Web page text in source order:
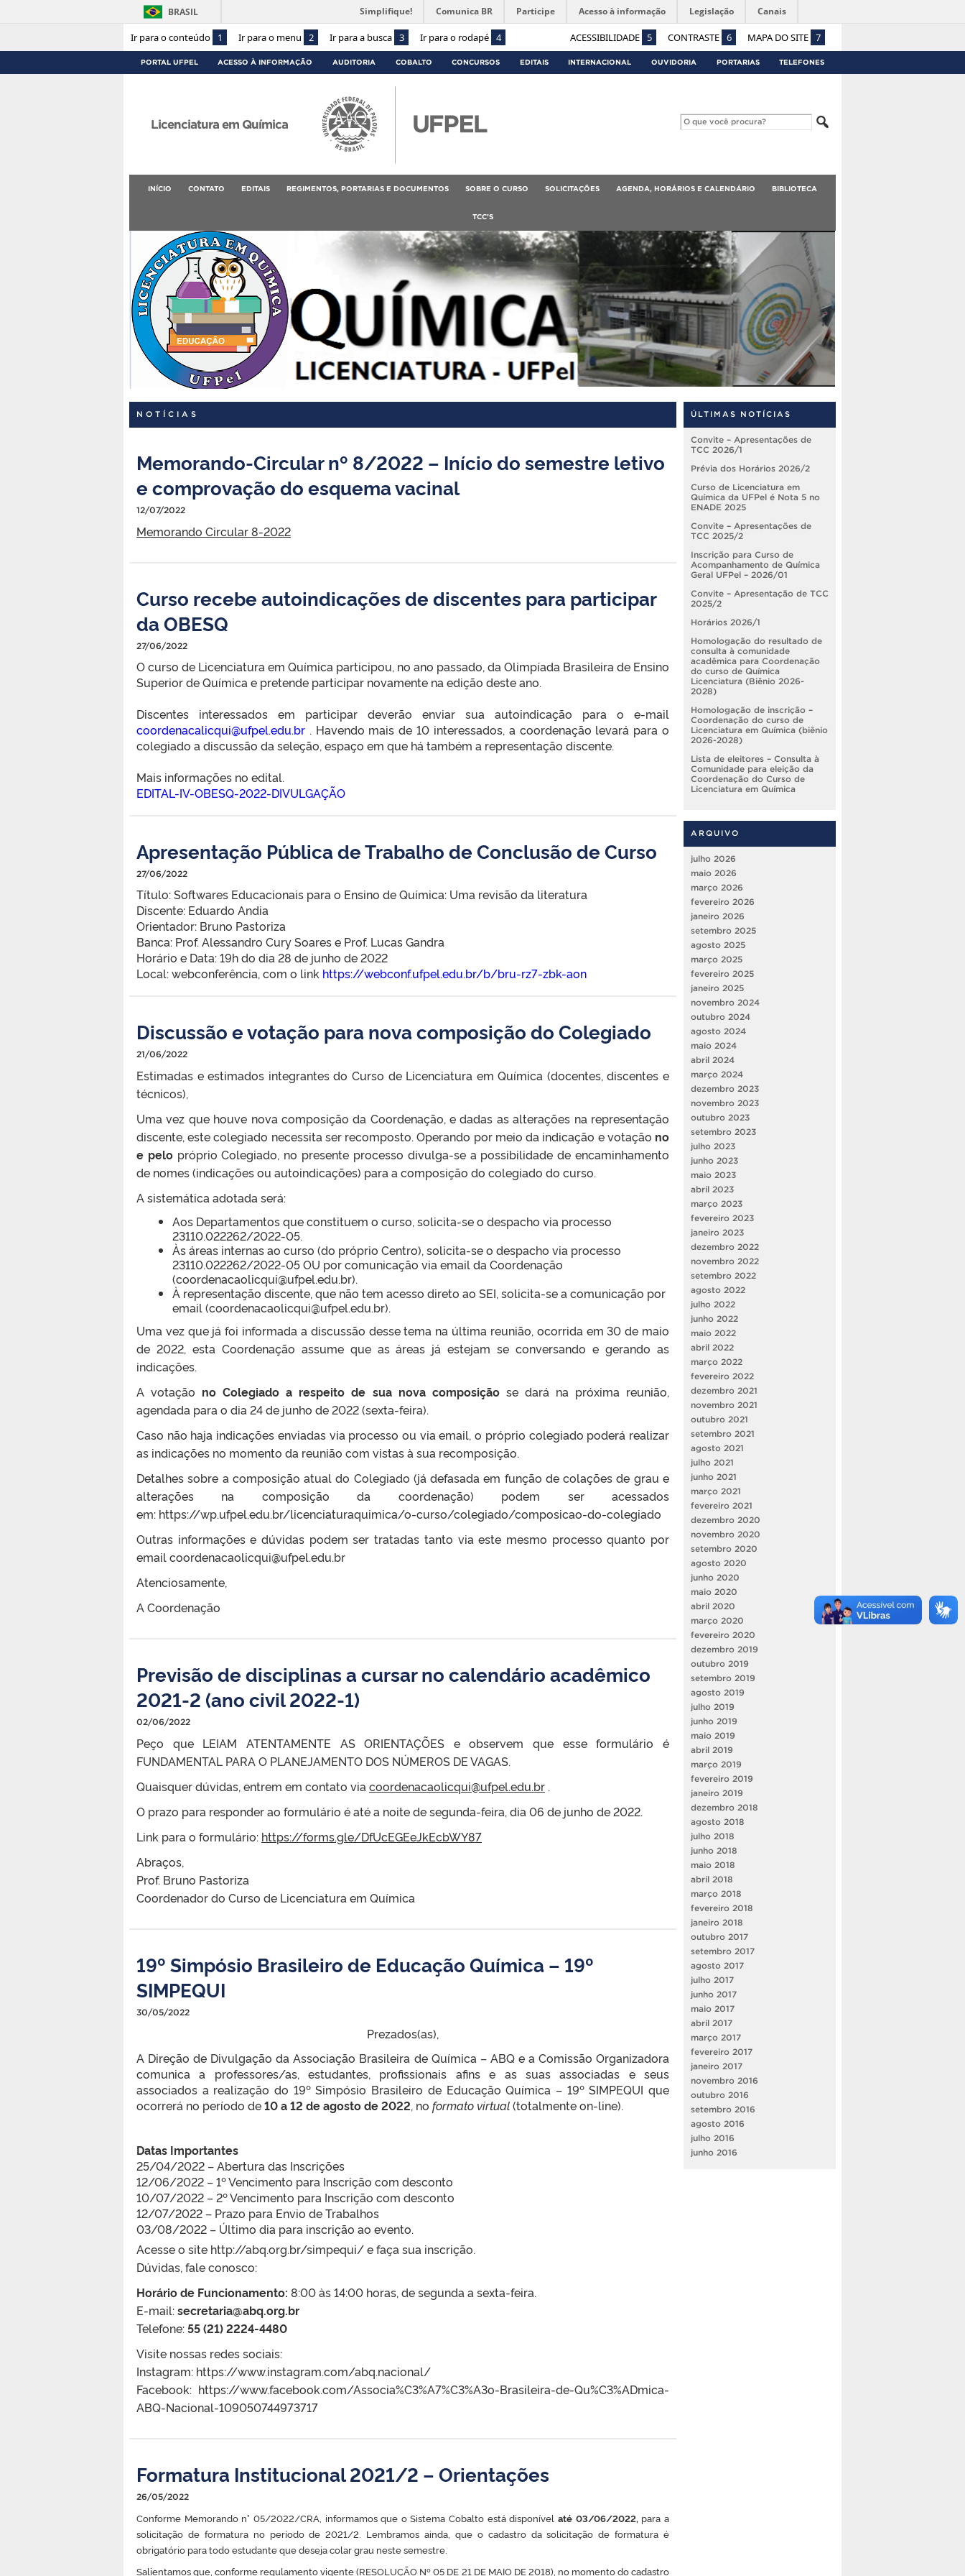
Ir para o conteúdo 1 Ir para o menu 2 Ir para a busca 3 Ir para o rodapé 4 ACESSIBILIDADE 5 CONTRASTE 6 MAPA DO SITE 7
BRASIL Simplifique! Comunica BR Participe Acesso à informação Legislação Canais
PORTAL UFPEL ACESSO À INFORMAÇÃO AUDITORIA COBALTO CONCURSOS EDITAIS INTERNACIONAL OUVIDORIA PORTARIAS TELEFONES
Licenciatura em Química
INÍCIO CONTATO EDITAIS REGIMENTOS, PORTARIAS E DOCUMENTOS SOBRE O CURSO SOLICITAÇÕES AGENDA, HORÁRIOS E CALENDÁRIO BIBLIOTECA
TCC’S
NOTÍCIAS
Memorando-Circular nº 8/2022 – Início do semestre letivo
e comprovação do esquema vacinal
12/07/2022
Memorando Circular 8-2022
Curso recebe autoindicações de discentes para participar
da OBESQ
27/06/2022
O curso de Licenciatura em Química participou, no ano passado, da Olimpíada Brasileira de Ensino
Superior de Química e pretende participar novamente na edição deste ano.
Discentes interessados em participar deverão enviar sua autoindicação para o e-mail
coordenacalicqui@ufpel.edu.br . Havendo mais de 10 interessados, a coordenação levará para o
colegiado a discussão da seleção, espaço em que há também a representação discente.
Mais informações no edital.
EDITAL-IV-OBESQ-2022-DIVULGAÇÃO
Apresentação Pública de Trabalho de Conclusão de Curso
27/06/2022
Título: Softwares Educacionais para o Ensino de Química: Uma revisão da literatura
Discente: Eduardo Andia
Orientador: Bruno Pastoriza
Banca: Prof. Alessandro Cury Soares e Prof. Lucas Gandra
Horário e Data: 19h do dia 28 de junho de 2022
Local: webconferência, com o link https://webconf.ufpel.edu.br/b/bru-rz7-zbk-aon
Discussão e votação para nova composição do Colegiado
21/06/2022
Estimadas e estimados integrantes do Curso de Licenciatura em Química (docentes, discentes e
técnicos),
Uma vez que houve nova composição da Coordenação, e dadas as alterações na representação
discente, este colegiado necessita ser recomposto. Operando por meio da indicação e votação no
e pelopróprio Colegiado, no presente processo divulga-se a possibilidade de encaminhamento
de nomes (indicações ou autoindicações) para a composição do colegiado do curso.
A sistemática adotada será:
Aos Departamentos que constituem o curso, solicita-se o despacho via processo
23110.022262/2022-05.
Às áreas internas ao curso (do próprio Centro), solicita-se o despacho via processo
23110.022262/2022-05 OU por comunicação via email da Coordenação
(coordenacaolicqui@ufpel.edu.br).
À representação discente, que não tem acesso direto ao SEI, solicita-se a comunicação por
email (coordenacaolicqui@ufpel.edu.br).
Uma vez que já foi informada a discussão desse tema na última reunião, ocorrida em 30 de maio
de 2022, esta Coordenação assume que as áreas já estejam se conversando e gerando as
indicações.
A votação no Colegiado a respeito de sua nova composiçãose dará na próxima reunião,
agendada para o dia 24 de junho de 2022 (sexta-feira).
Caso não haja indicações enviadas via processo ou via email, o próprio colegiado poderá realizar
as indicações no momento da reunião com vistas à sua recomposição.
Detalhes sobre a composição atual do Colegiado (já defasada em função de colações de grau e
alterações na composição da coordenação) podem ser acessados
em: https://wp.ufpel.edu.br/licenciaturaquimica/o-curso/colegiado/composicao-do-colegiado
Outras informações e dúvidas podem ser tratadas tanto via este mesmo processo quanto por
email coordenacaolicqui@ufpel.edu.br
Atenciosamente,
A Coordenação
Previsão de disciplinas a cursar no calendário acadêmico
2021-2 (ano civil 2022-1)
02/06/2022
Peço que LEIAM ATENTAMENTE AS ORIENTAÇÕES e observem que esse formulário é
FUNDAMENTAL PARA O PLANEJAMENTO DOS NÚMEROS DE VAGAS.
Quaisquer dúvidas, entrem em contato via coordenacaolicqui@ufpel.edu.br .
O prazo para responder ao formulário é até a noite de segunda-feira, dia 06 de junho de 2022.
Link para o formulário: https://forms.gle/DfUcEGEeJkEcbWY87
Abraços,
Prof. Bruno Pastoriza
Coordenador do Curso de Licenciatura em Química
19º Simpósio Brasileiro de Educação Química – 19º
SIMPEQUI
30/05/2022
Prezados(as),
A Direção de Divulgação da Associação Brasileira de Química – ABQ e a Comissão Organizadora
comunica a professores/as, estudantes, profissionais afins e as suas associadas e seus
associados a realização do 19º Simpósio Brasileiro de Educação Química – 19º SIMPEQUI que
ocorrerá no período de10 a 12 de agosto de 2022, no formato virtual(totalmente on-line).
Datas Importantes
25/04/2022 – Abertura das Inscrições
12/06/2022 – 1º Vencimento para Inscrição com desconto
10/07/2022 – 2º Vencimento para Inscrição com desconto
12/07/2022 – Prazo para Envio de Trabalhos
03/08/2022 – Último dia para inscrição ao evento.
Acesse o site http://abq.org.br/simpequi/ e faça sua inscrição.
Dúvidas, fale conosco:
Horário de Funcionamento: 8:00 às 14:00 horas, de segunda a sexta-feira.
E-mail:secretaria@abq.org.br
Telefone:55 (21) 2224-4480
Visite nossas redes sociais:
Instagram: https://www.instagram.com/abq.nacional/
Facebook: https://www.facebook.com/Associa%C3%A7%C3%A3o-Brasileira-de-Qu%C3%ADmica-
ABQ-Nacional-109050744973717
Formatura Institucional 2021/2 – Orientações
26/05/2022
Conforme Memorando n° 05/2022/CRA, informamos que o Sistema Cobalto está disponívelaté 03/06/2022,para a
solicitação de formatura no período de 2021/2. Lembramos ainda, que o cadastro da solicitação de formatura é
obrigatório para todo estudante que deseja colar grau neste semestre.
Salientamos que, conforme regulamento vigente (RESOLUÇÃO Nº 05 DE 21 DE MAIO DE 2018), no momento do cadastro
ÚLTIMAS NOTÍCIAS
Convite – Apresentações de
TCC 2026/1
Prévia dos Horários 2026/2
Curso de Licenciatura em
Química da UFPel é Nota 5 no
ENADE 2025
Convite – Apresentações de
TCC 2025/2
Inscrição para Curso de
Acompanhamento de Química
Geral UFPel – 2026/01
Convite – Apresentação de TCC
2025/2
Horários 2026/1
Homologação do resultado de
consulta à comunidade
acadêmica para Coordenação
do curso de Química
Licenciatura (Biênio 2026-
2028)
Homologação de inscrição –
Coordenação do curso de
Licenciatura em Química (biênio
2026-2028)
Lista de eleitores – Consulta à
Comunidade para eleição da
Coordenação do Curso de
Licenciatura em Química
ARQUIVO
julho 2026
maio 2026
março 2026
fevereiro 2026
janeiro 2026
setembro 2025
agosto 2025
março 2025
fevereiro 2025
janeiro 2025
novembro 2024
outubro 2024
agosto 2024
maio 2024
abril 2024
março 2024
dezembro 2023
novembro 2023
outubro 2023
setembro 2023
julho 2023
junho 2023
maio 2023
abril 2023
março 2023
fevereiro 2023
janeiro 2023
dezembro 2022
novembro 2022
setembro 2022
agosto 2022
julho 2022
junho 2022
maio 2022
abril 2022
março 2022
fevereiro 2022
dezembro 2021
novembro 2021
outubro 2021
setembro 2021
agosto 2021
julho 2021
junho 2021
março 2021
fevereiro 2021
dezembro 2020
novembro 2020
setembro 2020
agosto 2020
junho 2020
maio 2020
abril 2020
março 2020
fevereiro 2020
dezembro 2019
outubro 2019
setembro 2019
agosto 2019
julho 2019
junho 2019
maio 2019
abril 2019
março 2019
fevereiro 2019
janeiro 2019
dezembro 2018
agosto 2018
julho 2018
junho 2018
maio 2018
abril 2018
março 2018
fevereiro 2018
janeiro 2018
outubro 2017
setembro 2017
agosto 2017
julho 2017
junho 2017
maio 2017
abril 2017
março 2017
fevereiro 2017
janeiro 2017
novembro 2016
outubro 2016
setembro 2016
agosto 2016
julho 2016
junho 2016